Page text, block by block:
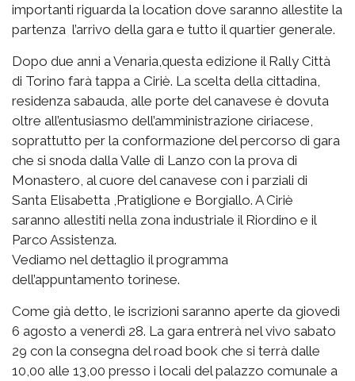
importanti riguarda la location dove saranno allestite la
partenza l’arrivo della gara e tutto il quartier generale.
Dopo due anni a Venaria,questa edizione il Rally Città
di Torino farà tappa a Ciriè. La scelta della cittadina,
residenza sabauda, alle porte del canavese è dovuta
oltre all’entusiasmo dell’amministrazione ciriacese,
soprattutto per la conformazione del percorso di gara
che si snoda dalla Valle di Lanzo con la prova di
Monastero, al cuore del canavese con i parziali di
Santa Elisabetta ,Pratiglione e Borgiallo. A Ciriè
saranno allestiti nella zona industriale il Riordino e il
Parco Assistenza.
Vediamo nel dettaglio il programma
dell’appuntamento torinese.
Come già detto, le iscrizioni saranno aperte da giovedì
6 agosto a venerdì 28. La gara entrerà nel vivo sabato
29 con la consegna del road book che si terrà dalle
10,00 alle 13,00 presso i locali del palazzo comunale a